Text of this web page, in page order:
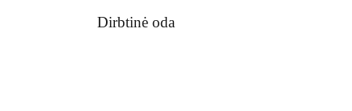
Dirbtinė oda